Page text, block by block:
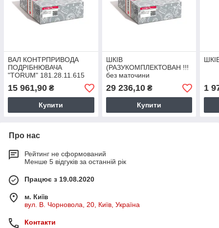
ВАЛ КОНТРПРИВОДА
ПОДРІБНЮВАЧА
"TORUM" 181.28.11.615
15 961,90 ₴
Купити
ШКІВ
(РАЗУКОМПЛЕКТОВАН !!!
без маточини
РСМ-10Б.14.62.200) 2-го
КОНТРПР. 6-ти
СТРУМКОВОЇ
145.28.08.110 А
29 236,10₴
Купити
1
Про нас
Рейтинг не сформований
Менше 5 відгуків за останній рік
Працює з 19.08.2020
м. Київ
вул. В. Чорновола, 20, Київ, Україна
Контакти